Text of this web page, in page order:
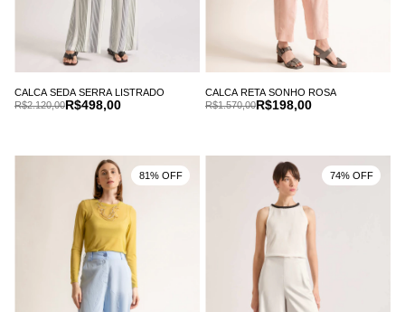
CALCA SEDA SERRA LISTRADO
R$498,00
R$2.120,00
CALCA RETA SONHO ROSA
R$198,00
R$1.570,00
81% OFF 74% OFF